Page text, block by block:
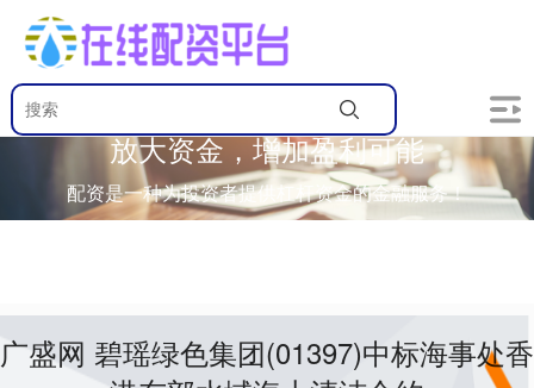
放大资金，增加盈利可能
配资是一种为投资者提供杠杆资金的金融服务！
广盛网 碧瑶绿色集团(01397)中标海事处香